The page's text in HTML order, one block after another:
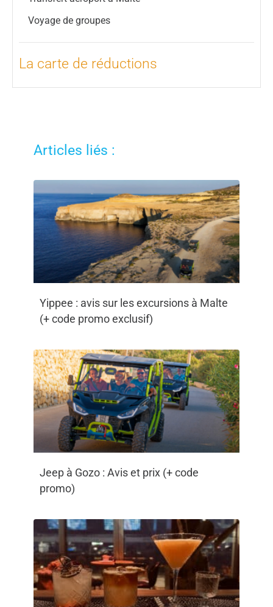
Voyage de groupes
La carte de réductions
Articles liés :
Yippee : avis sur les excursions à Malte
(+ code promo exclusif)
Jeep à Gozo : Avis et prix (+ code
promo)